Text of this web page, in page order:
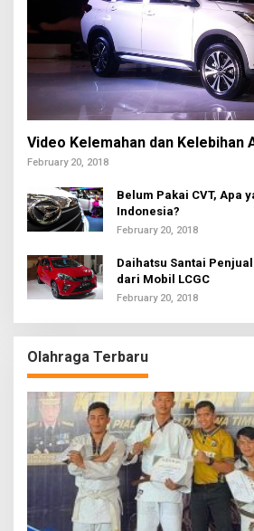
Video Kelemahan dan Kelebihan
February 20, 2018
Belum Pakai CVT, Apa
Indonesia?
February 20, 2018
Daihatsu Santai
dari Mobil LCGC
February 20, 2018
Olahraga Terbaru